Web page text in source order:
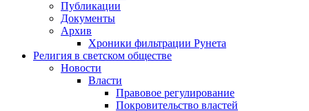
Публикации
Документы
Архив
Хроники фильтрации Рунета
Религия в светском обществе
Новости
Власти
Правовое регулирование
Покровительство властей